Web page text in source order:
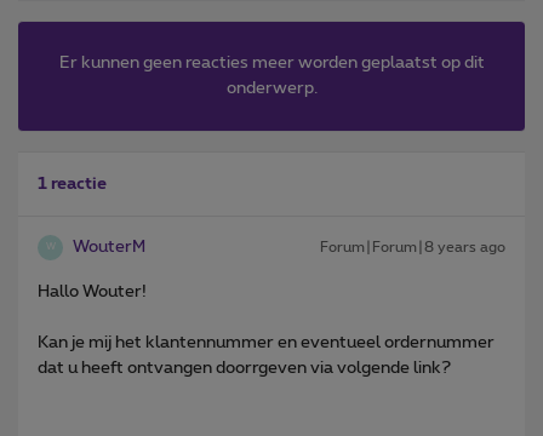
Er kunnen geen reacties meer worden geplaatst op dit
onderwerp.
1 reactie
W WouterM Forum|Forum|8 years ago
Hallo Wouter!
Kan je mij het klantennummer en eventueel ordernummer
dat u heeft ontvangen doorrgeven via volgende link?